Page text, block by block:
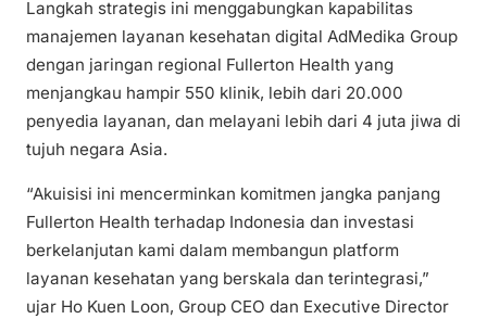
Langkah strategis ini menggabungkan kapabilitas
manajemen layanan kesehatan digital AdMedika Group
dengan jaringan regional Fullerton Health yang
menjangkau hampir 550 klinik, lebih dari 20.000
penyedia layanan, dan melayani lebih dari 4 juta jiwa di
tujuh negara Asia.
“Akuisisi ini mencerminkan komitmen jangka panjang
Fullerton Health terhadap Indonesia dan investasi
berkelanjutan kami dalam membangun platform
layanan kesehatan yang berskala dan terintegrasi,”
ujar Ho Kuen Loon, Group CEO dan Executive Director